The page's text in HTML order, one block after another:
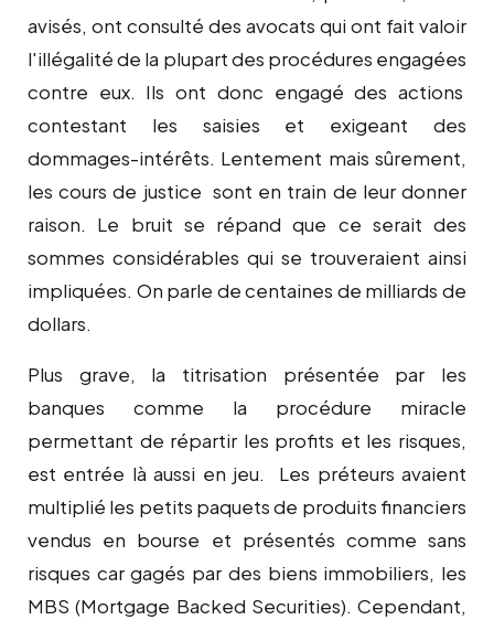
avisés, ont consulté des avocats qui ont fait valoir
l'illégalité de la plupart des procédures engagées
contre eux. Ils ont donc engagé des actions
contestant les saisies et exigeant des
dommages-intérêts. Lentement mais sûrement,
les cours de justice sont en train de leur donner
raison. Le bruit se répand que ce serait des
sommes considérables qui se trouveraient ainsi
impliquées. On parle de centaines de milliards de
dollars.
Plus grave, la titrisation présentée par les
banques comme la procédure miracle
permettant de répartir les profits et les risques,
est entrée là aussi en jeu. Les préteurs avaient
multiplié les petits paquets de produits financiers
vendus en bourse et présentés comme sans
risques car gagés par des biens immobiliers, les
MBS (Mortgage Backed Securities). Cependant,